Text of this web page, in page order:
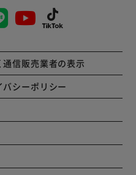
信販売業者の表示
シーポリシー